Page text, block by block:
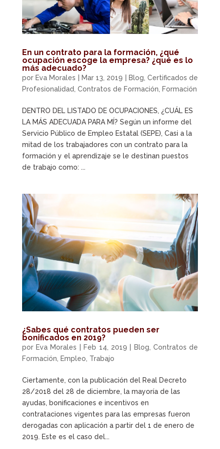
En un contrato para la formación, ¿qué
ocupación escoge la empresa? ¿qué es lo
más adecuado?
por Eva Morales Mar 13, 2019 Blog Certificados de
Profesionalidad Contratos de Formación Formación
DENTRO DEL LISTADO DE OCUPACIONES, ¿CUÁL ES
LA MÁS ADECUADA PARA MÍ? Según un informe del
Servicio Público de Empleo Estatal (SEPE), Casi a la
mitad de los trabajadores con un contrato para la
formación y el aprendizaje se le destinan puestos
de trabajo como: ...
¿Sabes qué contratos pueden ser
bonificados en 2019?
porEva Morales |Feb 14, 2019 | Blog Contratos de
Formación Empleo Trabajo
Ciertamente, con la publicación del Real Decreto
28/2018 del 28 de diciembre, la mayoría de las
ayudas, bonificaciones e incentivos en
contrataciones vigentes para las empresas fueron
derogadas con aplicación a partir del 1 de enero de
2019. Este es el caso del...